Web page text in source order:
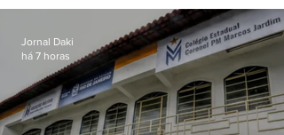
Jornal Daki
há 7 horas